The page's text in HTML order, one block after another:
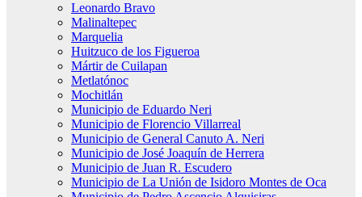
Leonardo Bravo
Malinaltepec
Marquelia
Huitzuco de los Figueroa
Mártir de Cuilapan
Metlatónoc
Mochitlán
Municipio de Eduardo Neri
Municipio de Florencio Villarreal
Municipio de General Canuto A. Neri
Municipio de José Joaquín de Herrera
Municipio de Juan R. Escudero
Municipio de La Unión de Isidoro Montes de Oca